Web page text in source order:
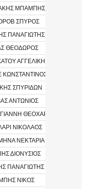
ΜΠΑΜΠΗΣ
ΣΠΥΡΟΣ
ΠΑΝΑΓΙΩΤΗΣ
ΘΕΟΔΩΡΟΣ
ΑΓΓΕΛΙΚΗ
ΚΩΝΣΤΑΝΤΙΝΟΣ
ΣΠΥΡΙΔΩΝ
ΑΝΤΩΝΙΟΣ
ΘΕΟΧΑΡΗ
ΝΙΚΟΛΑΟΣ
ΝΕΚΤΑΡΙΑ
ΔΙΟΝΥΣΙΟΣ
ΠΑΝΑΓΙΩΤΗΣ
ΝΙΚΟΣ